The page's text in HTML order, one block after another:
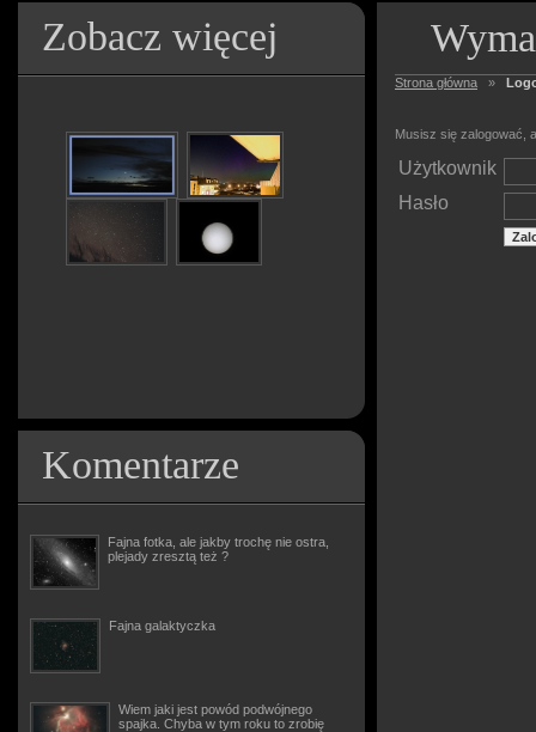
Zobacz więcej
Komentarze
Fajna fotka, ale jakby trochę nie ostra,
plejady zresztą też ?
Fajna galaktyczka
Wiem jaki jest powód podwójnego
spajka. Chyba w tym roku to zrobię
Strona główna »
Musisz się zalogować,
Użytkownik
Hasło